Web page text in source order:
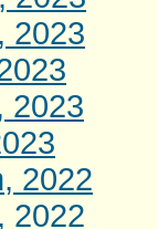
2023
2023
2022
2022